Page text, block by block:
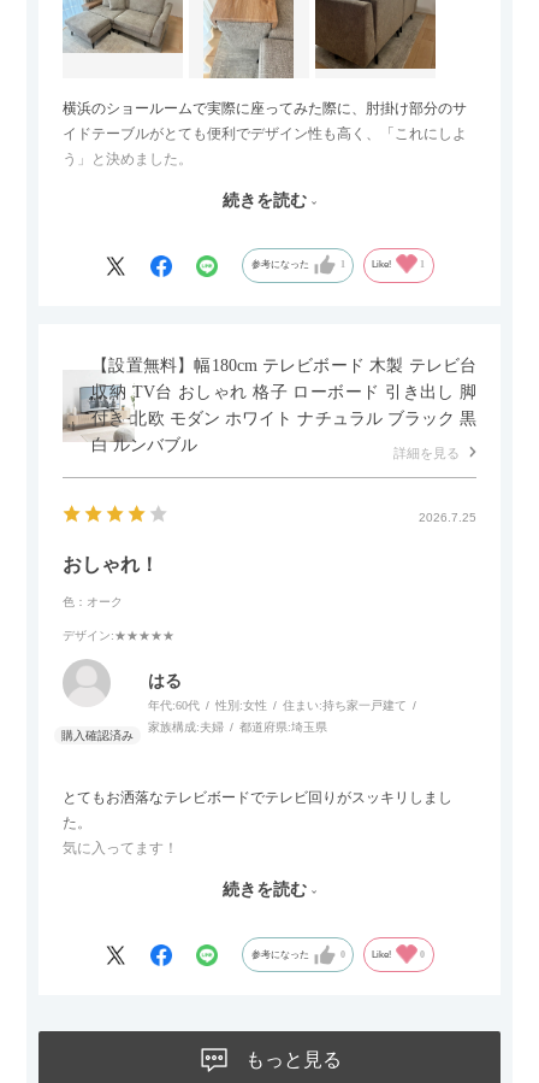
横浜のショールームで実際に座ってみた際に、肘掛け部分のサ
イドテーブルがとても便利でデザイン性も高く、「これにしよ
う」と決めました。
サイズは2.5人掛けですが、幅184cmとコンパクトなので圧迫感
グとのバランスもぴったりで、リビング全体がすっきり見えま
ないのもお気に入りのポイントです。さらに、わが家はソファ
の後ろ側を通ることも多い間取りなので、背面まできれいに仕
上げられているデザインも気に入っています。どの角度から見
ても美しく、空間の印象を損ないません。
わが家のホテルライク×ジャパンディのインテリアにも自然にな
また、カウチのように足を伸ばしてくつろげるスタイルが理想
だったので、それが叶って大満足です。オットマンは自由に動
かせるため、普段はカウチとして使い、来客時には離してスツ
ールとして使えるなど、使い勝手の良さも魅力だと感じていま
続きを読む
参考になった Like!
【設置無料】幅180cm テレビボード 木製 テレビ台
収納 TV台 おしゃれ 格子 ローボード 引き出し 脚
付き 北欧 モダン ホワイト ナチュラル ブラック 黒
白 ルンバブル
詳細を見る
2026.7.25
おしゃれ！
色：オーク
デザイン:★★★★★
はる
年代:60代 性別:女性 住まい:持ち家一戸建て
家族構成:夫婦 都道府県:埼玉県
とてもお洒落なテレビボードでテレビ回りがスッキリしまし
た。
気に入ってます！
Blu-rayレコーダーをボードの扉にしまったところリモコンが閉
なので星4つにします
続きを読む
参考になった 0 Like! 0
もっと見る